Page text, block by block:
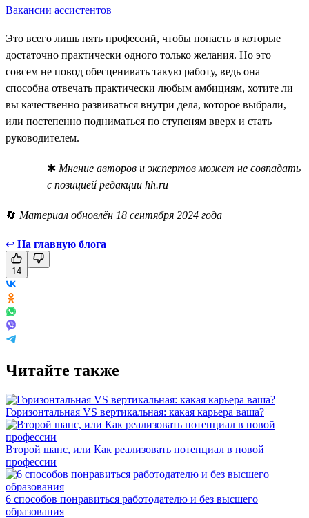
Вакансии ассистентов
Это всего лишь пять профессий, чтобы попасть в которые
достаточно практически одного только желания. Но это
совсем не повод обесценивать такую работу, ведь она
способна отвечать практически любым амбициям, хотите ли
вы качественно развиваться внутри дела, которое выбрали,
или постепенно подниматься по ступеням вверх и стать
руководителем.
✱ Мнение авторов и экспертов может не совпадать
с позицией редакции hh.ru
🔄 Материал обновлён 18 сентября 2024 года
↩ На главную блога
14
Читайте также
Горизонтальная VS вертикальная: какая карьера ваша?
Второй шанс, или Как реализовать потенциал в новой
профессии
6 способов понравиться работодателю и без высшего
образования